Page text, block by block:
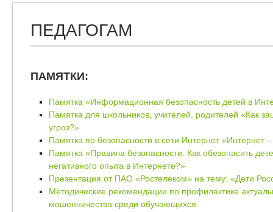
ПЕДАГОГАМ
ПАМЯТКИ:
Памятка «Информационная безопасность детей в
Памятка для школьников, учителей, родителей «Как
угроз?»
Памятка по безопасности в сети Интернет «Интернет
Памятка «Правила безопасности. Как обезопасить
негативного опыта в Интернете?»
Презентация от ПАО «Ростелеком» на тему: «Дети
Методические рекомендации по профилактике
мошенничества среди обучающихся